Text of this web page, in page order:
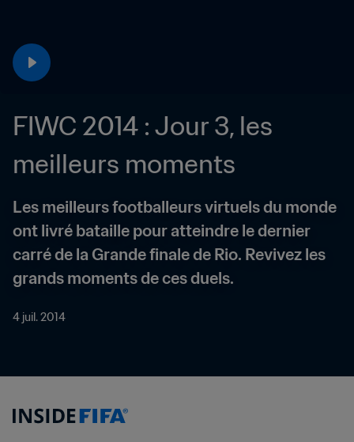
FIWC 2014 : Jour 3, les
meilleurs moments
Les meilleurs footballeurs virtuels du monde
ont livré bataille pour atteindre le dernier
carré de la Grande finale de Rio. Revivez les
grands moments de ces duels.
4 juil. 2014